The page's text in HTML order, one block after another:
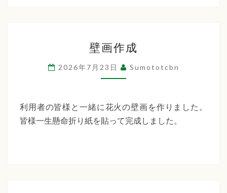
ー
ン
画
作
成
壁画作成
2026年7月23日 Sumototcbn
利用者の皆様と一緒に花火の壁画を作りました。
皆様一生懸命折り紙を貼って完成しました。